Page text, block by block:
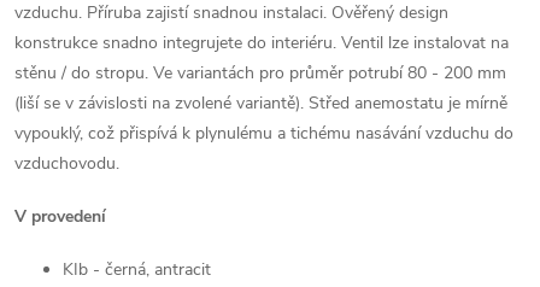
vzduchu. Příruba zajistí snadnou instalaci. Ověřený design
konstrukce snadno integrujete do interiéru. Ventil lze instalovat na
stěnu / do stropu. Ve variantách pro průměr potrubí 80 - 200 mm
(liší se v závislosti na zvolené variantě). Střed anemostatu je mírně
vypouklý, což přispívá k plynulému a tichému nasávání vzduchu do
vzduchovodu.
V provedení
KIb - černá, antracit